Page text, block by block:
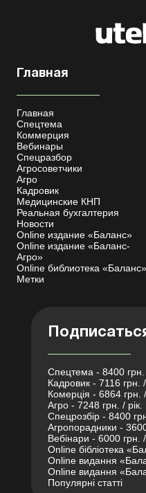
Главная
Главная
Спецтема
Коммерция
Вебинары
Спецразбор
Агросоветчики
Агро
Кадровик
Медицинские КНП
Реальная бухгалтерия
Новости
Online издание «Баланс»
Online издание «Баланс-
Агро»
Online библиотека «Баланс»
Метки
Спецтема - 8400 грн.
Кадровик - 7116 грн. /
Комерція - 6864 грн. /
Агро - 7248 грн. / рік.
Спецрозбір - 8400
Агропорадники - 3600
Вебінари - 6000 грн. /
Online бібліотека
Online видання
Online видання
Популярні статті